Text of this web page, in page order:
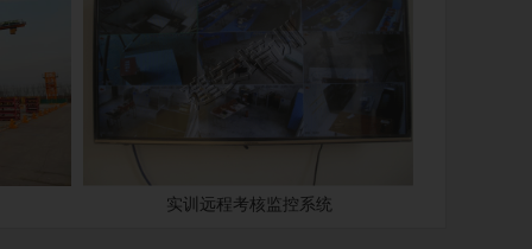
年以来，严格要求每一位学员......
大学本科毕业 高级技师，以严谨的教学
作风著称，始终坚持以安全生产为最终
目的的教学理念，严把每一......
刘冠杰
实训远程考核监控系统